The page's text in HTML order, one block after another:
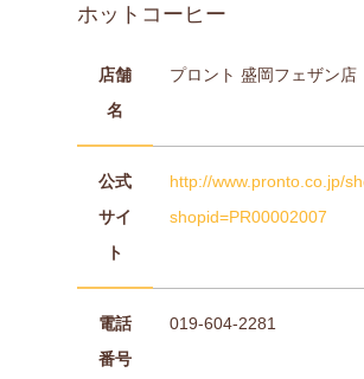
ホットコーヒー
店舗
名
プロント 盛岡フェザン店
公式
サイ
ト
http://www.pronto.co.jp/
shopid=PR00002007
電話
番号
019-604-2281